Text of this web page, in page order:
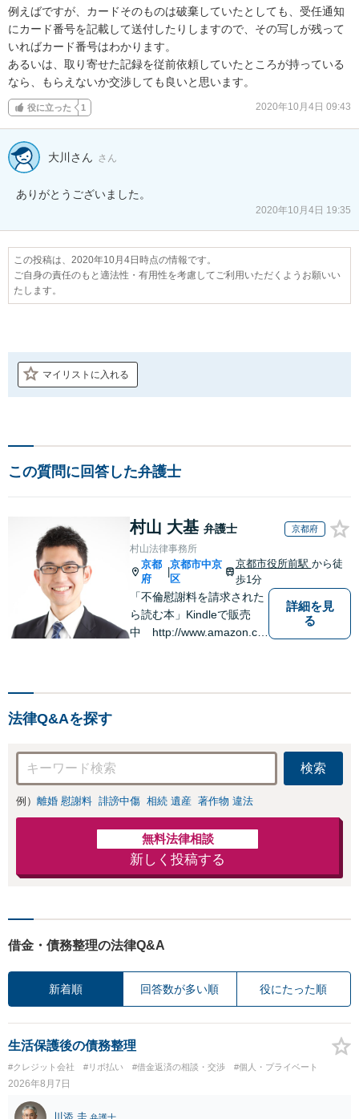
例えばですが、カードそのものは破棄していたとしても、受任通知
にカード番号を記載して送付したりしますので、その写しが残って
いればカード番号はわかります。
あるいは、取り寄せた記録を従前依頼していたところが持っている
なら、もらえないか交渉しても良いと思います。
役に立った 1 2020年10月4日 09:43
大川さん さん
ありがとうございました。
2020年10月4日 19:35
この投稿は、2020年10月4日時点の情報です。
ご自身の責任のもと適法性・有用性を考慮してご利用いただくようお願いい
たします。
マイリストに入れる
この質問に回答した弁護士
村山 大基 弁護士 京都府
村山法律事務所
京都
府
|
京都市中京
区
京都市役所前駅 から徒
歩1分
「不倫慰謝料を請求された
ら読む本」Kindleで販売
中 http://www.amazon.co.
詳細を見
る
法律Q&Aを探す
検索
例） 離婚 慰謝料 誹謗中傷 相続 遺産 著作物 違法
無料法律相談
新しく投稿する
借金・債務整理の法律Q&A
新着順 回答数が多い順 役にたった順
生活保護後の債務整理
#クレジット会社 #リボ払い #借金返済の相談・交渉 #個人・プライベート
2026年8月7日
川添 圭 弁護士